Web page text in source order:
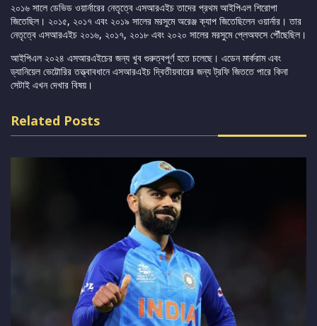
২০১৬ সালে ডেভিড ওয়ার্নারের নেতৃত্বে এসআরএইচ তাদের প্রথম আইপিএল শিরোপা
জিতেছিল। ২০১৫, ২০১৭ এবং ২০১৯ সালের মরসুমে অরেঞ্জ ক্যাপ জিতেছিলেন ওয়ার্নার। তার
নেতৃত্বে এসআরএইচ ২০১৬, ২০১৭, ২০১৮ এবং ২০২০ সালের মরসুমে প্লেঅফসে পৌঁছেছিল।
আইপিএল ২০২৪ এসআরএইচের জন্য খুব গুরুত্বপূর্ণ হতে চলেছে। এডেন মার্করাম এবং
ড্যানিয়েল ভেট্টোরির তত্ত্বাবধানে এসআরএইচ দ্বিতীয়বারের জন্য ট্রফি জিততে পারে কিনা
সেটাই এখন দেখার বিষয়।
Related Posts